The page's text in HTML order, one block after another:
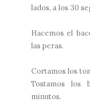
lados, a los 30
Hacemos el
las peras.
Cortamos los
Tostamos los
minutos.